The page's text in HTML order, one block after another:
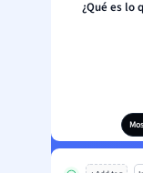
¿Qué es lo